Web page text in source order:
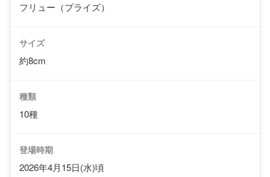
フリュー（プライズ）
サイズ
約8cm
種類
10種
登場時期
2026年4月15日(水)頃